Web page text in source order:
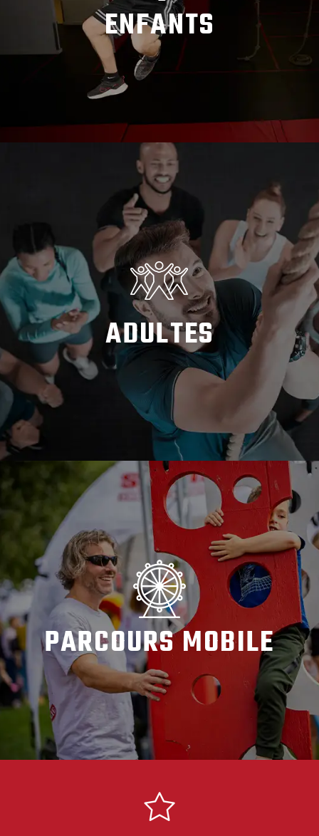
ENFANTS
EN SAVOIR PLUS
ADULTES
EN SAVOIR PLUS
PARCOURS MOBILE
EN SAVOIR PLUS